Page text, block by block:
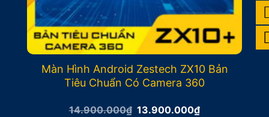
Màn Hình Android Zestech ZX10 Bản
Tiêu Chuẩn Có Camera 360
14.900.000₫ Giá
13.900.000₫Giá